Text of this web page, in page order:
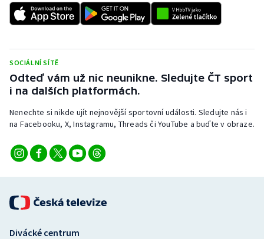
Stolní tenis
Veslování
Vodní slalom
Volejbal
Ostatní
SOCIÁLNÍ SÍTĚ
Odteď vám už nic neunikne. Sledujte ČT sport
i na dalších platformách.
Nenechte si nikde ujít nejnovější sportovní události. Sledujte nás i
na Facebooku, X, Instagramu, Threads či YouTube a buďte v obraze.
Divácké centrum